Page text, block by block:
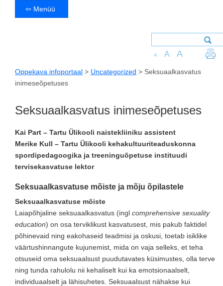
⇦ Menüü
A A A
Oppekava infoportaal > Uncategorized > Seksuaalkasvatus
inimeseõpetuses
Seksuaalkasvatus inimeseõpetuses
Kai Part – Tartu Ülikooli naistekliiniku assistent
Merike Kull – Tartu Ülikooli kehakultuuriteaduskonna
spordipedagoogika ja treeninguõpetuse instituudi
tervisekasvatuse lektor
Seksuaalkasvatuse mõiste ja mõju õpilastele
Seksuaalkasvatuse mõiste
Laiapõhjaline seksuaalkasvatus (ingl comprehensive sexuality
education) on osa terviklikust kasvatusest, mis pakub faktidel
põhinevaid ning eakohaseid teadmisi ja oskusi, toetab isiklike
väärtushinnangute kujunemist, mida on vaja selleks, et teha
otsuseid oma seksuaalsust puudutavates küsimustes, olla terve
ning tunda rahulolu nii kehaliselt kui ka emotsionaalselt,
individuaalselt ja lähisuhetes. Seksuaalsust nähakse kui